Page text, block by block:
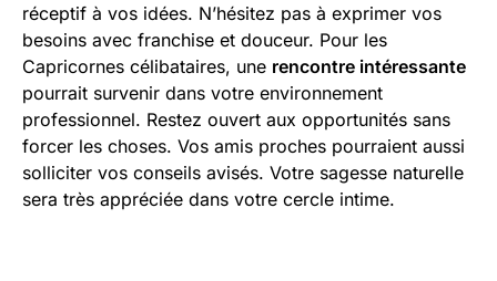
réceptif à vos idées. N’hésitez pas à exprimer vos
besoins avec franchise et douceur. Pour les
Capricornes célibataires, une rencontre intéressante
pourrait survenir dans votre environnement
professionnel. Restez ouvert aux opportunités sans
forcer les choses. Vos amis proches pourraient aussi
solliciter vos conseils avisés. Votre sagesse naturelle
sera très appréciée dans votre cercle intime.